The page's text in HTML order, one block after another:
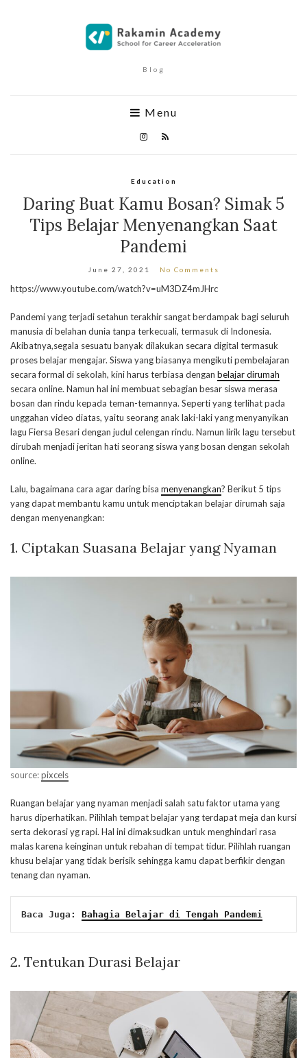
Blog
Menu
Education
Daring Buat Kamu Bosan? Simak 5
Tips Belajar Menyenangkan Saat
Pandemi
June 27, 2021 No Comments
https://www.youtube.com/watch?v=uM3DZ4mJHrc
Pandemi yang terjadi setahun terakhir sangat berdampak bagi seluruh
manusia di belahan dunia tanpa terkecuali, termasuk di Indonesia.
Akibatnya,segala sesuatu banyak dilakukan secara digital termasuk
proses belajar mengajar. Siswa yang biasanya mengikuti pembelajaran
secara formal di sekolah, kini harus terbiasa dengan belajar dirumah
secara online. Namun hal ini membuat sebagian besar siswa merasa
bosan dan rindu kepada teman-temannya. Seperti yang terlihat pada
unggahan video diatas, yaitu seorang anak laki-laki yang menyanyikan
lagu Fiersa Besari dengan judul celengan rindu. Namun lirik lagu tersebut
dirubah menjadi jeritan hati seorang siswa yang bosan dengan sekolah
online.
Lalu, bagaimana cara agar daring bisa menyenangkan? Berikut 5 tips
yang dapat membantu kamu untuk menciptakan belajar dirumah saja
dengan menyenangkan:
1. Ciptakan Suasana Belajar yang Nyaman
source:pixcels
Ruangan belajar yang nyaman menjadi salah satu faktor utama yang
harus diperhatikan. Pilihlah tempat belajar yang terdapat meja dan kursi
serta dekorasi yg rapi. Hal ini dimaksudkan untuk menghindari rasa
malas karena keinginan untuk rebahan di tempat tidur. Pilihlah ruangan
khusu belajar yang tidak berisik sehingga kamu dapat berfikir dengan
tenang dan nyaman.
Baca Juga: Bahagia Belajar di Tengah Pandemi
2. Tentukan Durasi Belajar